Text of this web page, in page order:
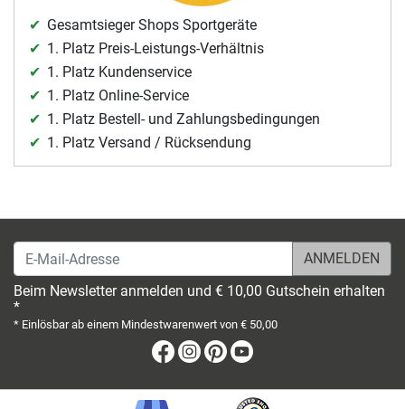
Gesamtsieger Shops Sportgeräte
1. Platz Preis-Leistungs-Verhältnis
1. Platz Kundenservice
1. Platz Online-Service
1. Platz Bestell- und Zahlungsbedingungen
1. Platz Versand / Rücksendung
E-Mail-Adresse
Beim Newsletter anmelden und € 10,00 Gutschein erhalten
*
* Einlösbar ab einem Mindestwarenwert von € 50,00
Facebook
Instagram
Pinterest